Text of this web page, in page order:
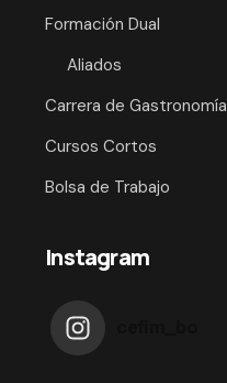
Formación Dual
Aliados
Carrera de Gastronomía
Cursos Cortos
Bolsa de Trabajo
Instagram